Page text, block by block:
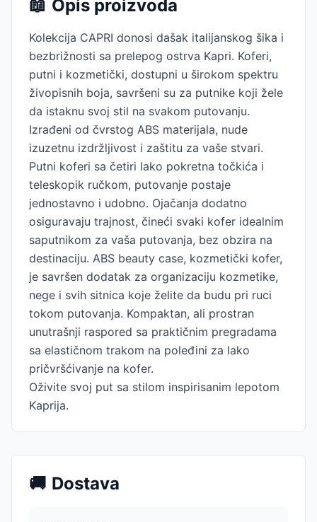
📖 Opis proizvoda
Kolekcija CAPRI donosi dašak italijanskog šika i
bezbrižnosti sa prelepog ostrva Kapri. Koferi,
putni i kozmetički, dostupni u širokom spektru
živopisnih boja, savršeni su za putnike koji žele
da istaknu svoj stil na svakom putovanju.
Izrađeni od čvrstog ABS materijala, nude
izuzetnu izdržljivost i zaštitu za vaše stvari.
Putni koferi sa četiri lako pokretna točkića i
teleskopik ručkom, putovanje postaje
jednostavno i udobno. Ojačanja dodatno
osiguravaju trajnost, čineći svaki kofer idealnim
saputnikom za vaša putovanja, bez obzira na
destinaciju. ABS beauty case, kozmetički kofer,
je savršen dodatak za organizaciju kozmetike,
nege i svih sitnica koje želite da budu pri ruci
tokom putovanja. Kompaktan, ali prostran
unutrašnji raspored sa praktičnim pregradama
sa elastičnom trakom na poleđini za lako
pričvršćivanje na kofer.
Oživite svoj put sa stilom inspirisanim lepotom
Kaprija.
🚚 Dostava